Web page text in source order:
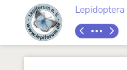
Lepidoptera